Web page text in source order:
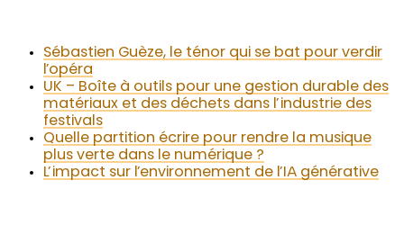
Sébastien Guèze, le ténor qui se bat pour verdir
l’opéra
UK – Boîte à outils pour une gestion durable des
matériaux et des déchets dans l’industrie des
festivals
Quelle partition écrire pour rendre la musique
plus verte dans le numérique ?
L’impact sur l’environnement de l’IA générative